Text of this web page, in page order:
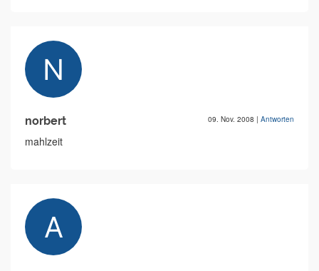
norbert 09. Nov. 2008 | Antworten
mahlzeit